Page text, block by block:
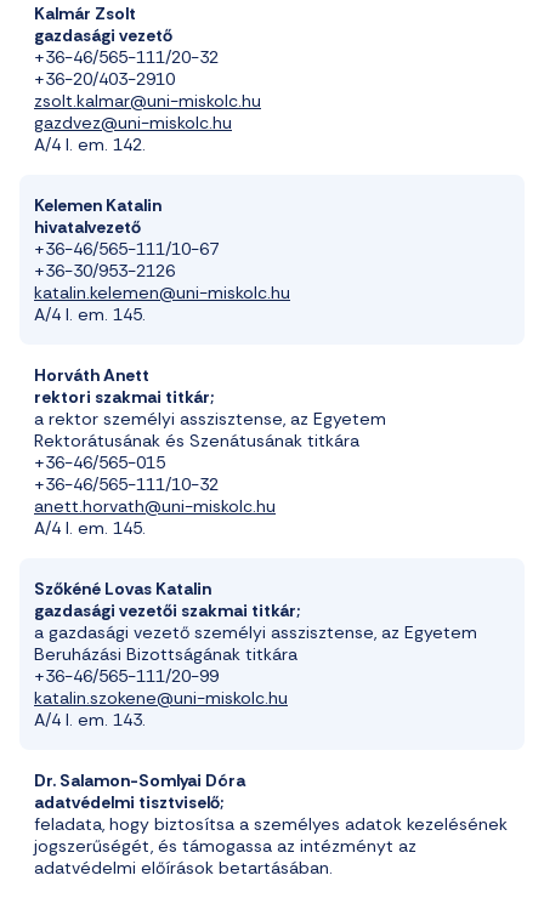
Kalmár Zsolt
gazdasági vezető
+36-46/565-111/20-32
+36-20/403-2910
zsolt.kalmar@uni-miskolc.hu
gazdvez@uni-miskolc.hu
A/4 I. em. 142
Kelemen Katalin
hivatalvezető
+36-46/565-111/10-67
+36-30/953-2126
katalin.kelemen@uni-miskolc.hu
A/4 I. em. 145
Horváth Anett
rektori szakmai titkár;
a rektor személyi asszisztense, az Egyetem
Rektorátusának és Szenátusának titkára
+36-46/565-015
+36-46/565-111/10-32
anett.horvath@uni-miskolc.hu
A/4 I. em. 145.
Szőkéné Lovas Katalin
gazdasági vezetői szakmai titkár;
a gazdasági vezető személyi asszisztense, az Egyetem
Beruházási Bizottságának titkára
+36-46/565-111/20-99
katalin.szokene@uni-miskolc.hu
A/4 I. em. 143.
Dr. Salamon-Somlyai Dóra
adatvédelmi tisztviselő;
feladata, hogy biztosítsa a személyes adatok kezelésének
jogszerűségét, és támogassa az intézményt az
adatvédelmi előírások betartásában.